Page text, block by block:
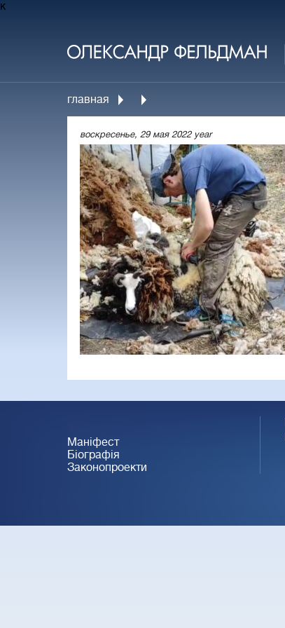
к
главная
воскресенье, 29 мая 2022 year
Маніфест
Біографія
Законопроекти